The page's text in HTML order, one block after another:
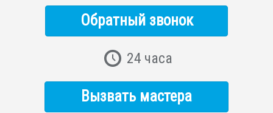
Обратный звонок
24 часа
Вызвать мастера